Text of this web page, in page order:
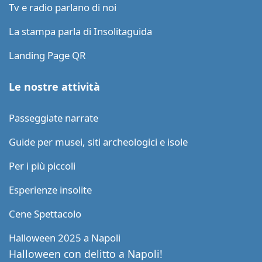
Tv e radio parlano di noi
La stampa parla di Insolitaguida
Landing Page QR
Le nostre attività
Passeggiate narrate
Guide per musei, siti archeologici e isole
Per i più piccoli
Esperienze insolite
Cene Spettacolo
Halloween 2025 a Napoli
Halloween con delitto a Napoli!